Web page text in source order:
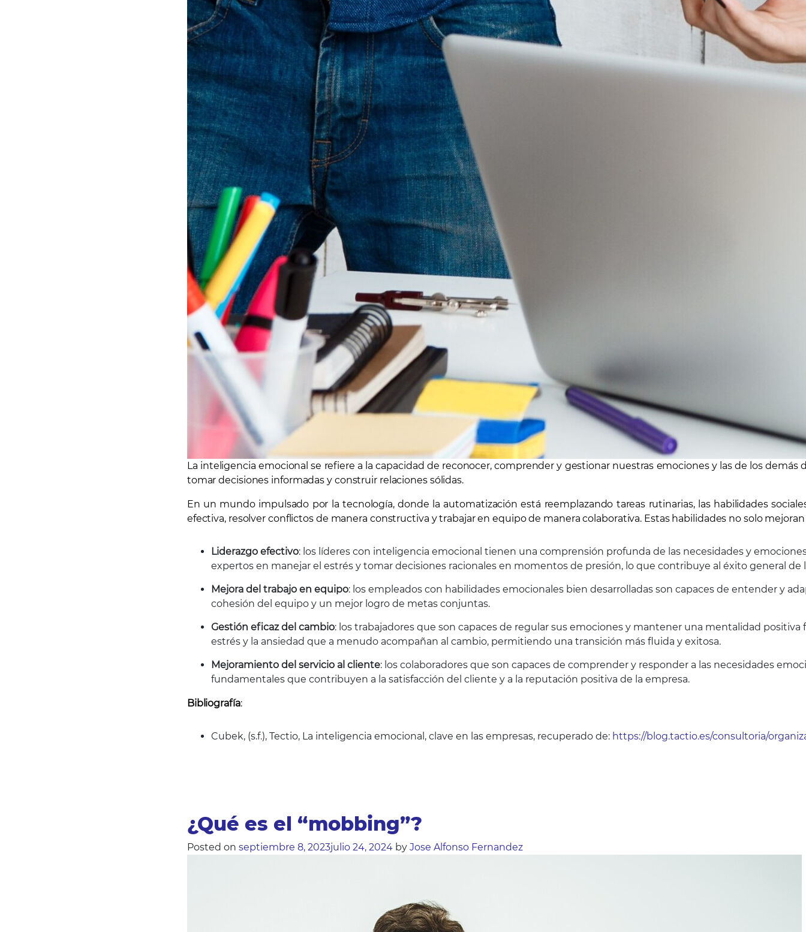
La inteligencia emocional se refiere a la capacidad de reconocer, comprender y gestionar nuestras emociones y las de los
tomar decisiones informadas y construir relaciones sólidas.
En un mundo impulsado por la tecnología, donde la automatización está reemplazando tareas rutinarias, las habilidades
efectiva, resolver conflictos de manera constructiva y trabajar en equipo de manera colaborativa. Estas habilidades no solo
Liderazgo efectivo: los líderes con inteligencia emocional tienen una comprensión profunda de las necesidades y
expertos en manejar el estrés y tomar decisiones racionales en momentos de presión, lo que contribuye al éxito general de
Mejora del trabajo en equipo: los empleados con habilidades emocionales bien desarrolladas son capaces de entender y
cohesión del equipo y un mejor logro de metas conjuntas.
Gestión eficaz del cambio: los trabajadores que son capaces de regular sus emociones y mantener una mentalidad
estrés y la ansiedad que a menudo acompañan al cambio, permitiendo una transición más fluida y exitosa.
Mejoramiento del servicio al cliente: los colaboradores que son capaces de comprender y responder a las necesidades
fundamentales que contribuyen a la satisfacción del cliente y a la reputación positiva de la empresa.
Bibliografía:
Cubek, (s.f.), Tectio, La inteligencia emocional, clave en las empresas, recuperado de: https://blog.tactio.es/consultoria/
¿Qué es el “mobbing”?
Posted on septiembre 8, 2023julio 24, 2024by Jose Alfonso Fernandez